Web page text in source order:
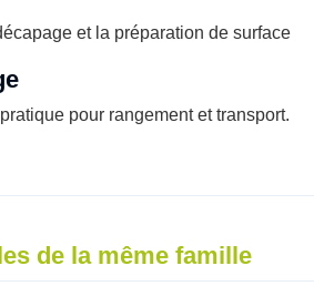
et la préparation de surface
pour rangement et transport.
de la même famille